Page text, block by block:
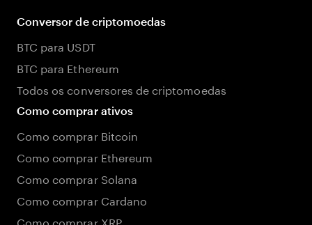
Conversor de criptomoedas
BTC para USDT
BTC para Ethereum
Todos os conversores de criptomoedas
Como comprar ativos
Como comprar Bitcoin
Como comprar Ethereum
Como comprar Solana
Como comprar Cardano
Como comprar XRP